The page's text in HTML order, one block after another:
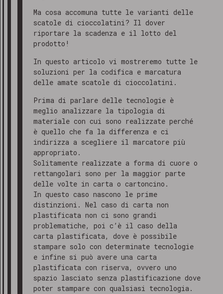
Ma cosa accomuna tutte le varianti delle
scatole di cioccolatini? Il dover
riportare la scadenza e il lotto del
prodotto!
In questo articolo vi mostreremo tutte le
soluzioni per la codifica e marcatura
delle amate scatole di cioccolatini.
Prima di parlare delle tecnologie è
meglio analizzare la tipologia di
materiale con cui sono realizzate perché
è quello che fa la differenza e ci
indirizza a scegliere il marcatore più
appropriato.
Solitamente realizzate a forma di cuore o
rettangolari sono per la maggior parte
delle volte in carta o cartoncino.
In questo caso nascono le prime
distinzioni. Nel caso di carta non
plastificata non ci sono grandi
problematiche, poi c’è il caso della
carta plastificata, dove è possibile
stampare solo con determinate tecnologie
e infine si può avere una carta
plastificata con riserva, ovvero uno
spazio lasciato senza plastificazione dove
poter stampare con qualsiasi tecnologia.